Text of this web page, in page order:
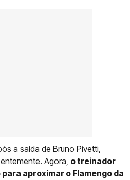
a saída de Bruno Pivetti,
Agora, o treinador
aproximar o Flamengo da